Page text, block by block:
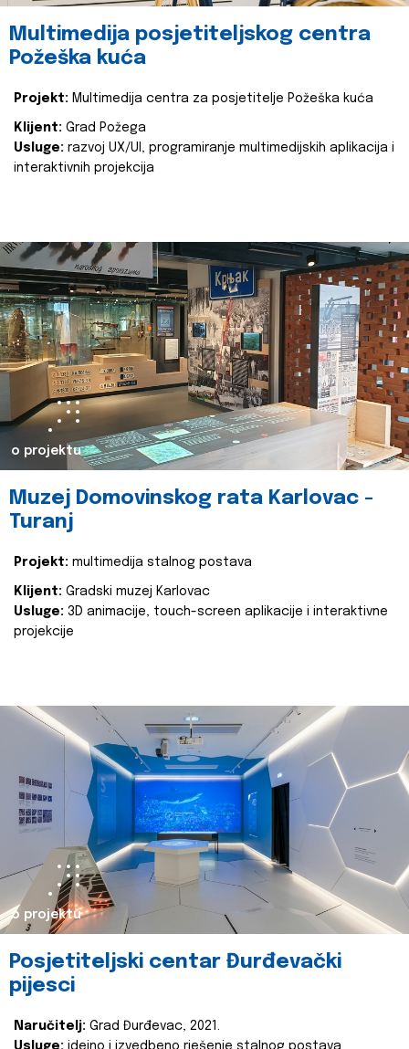
Multimedija posjetiteljskog centra
Požeška kuća
Projekt: Multimedija centra za posjetitelje Požeška kuća
Klijent: Grad Požega
Usluge: razvoj UX/UI, programiranje multimedijskih aplikacija i
interaktivnih projekcija
o projektu
Muzej Domovinskog rata Karlovac -
Turanj
Projekt: multimedija stalnog postava
Klijent: Gradski muzej Karlovac
Usluge: 3D animacije, touch-screen aplikacije i interaktivne
projekcije
o projektu
Posjetiteljski centar Đurđevački
pijesci
Naručitelj: Grad Đurđevac, 2021.
Usluge: idejno i izvedbeno rješenje stalnog postava